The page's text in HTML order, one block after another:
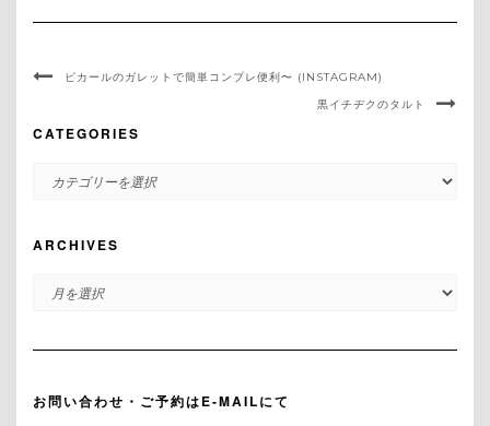
ピカールのガレットで簡単コンプレ便利〜 (INSTAGRAM)
黒イチヂクのタルト
CATEGORIES
CATEGORIES
ARCHIVES
ARCHIVES
お問い合わせ・ご予約はE-MAILにて